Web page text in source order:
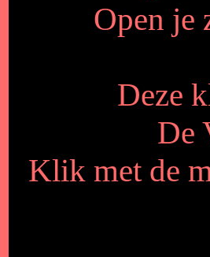
Open je
Deze
De
Klik met de